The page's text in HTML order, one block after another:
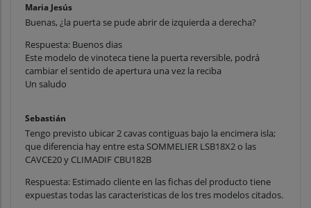
Maria Jesús
Buenas, ¿la puerta se pude abrir de izquierda a derecha?
Respuesta: Buenos dias
Este modelo de vinoteca tiene la puerta reversible, podrá
cambiar el sentido de apertura una vez la reciba
Un saludo
Sebastián
Tengo previsto ubicar 2 cavas contiguas bajo la encimera isla;
que diferencia hay entre esta SOMMELIER LSB18X2 o las
CAVCE20 y CLIMADIF CBU182B
Respuesta: Estimado cliente en las fichas del producto tiene
expuestas todas las caracteristicas de los tres modelos citados.